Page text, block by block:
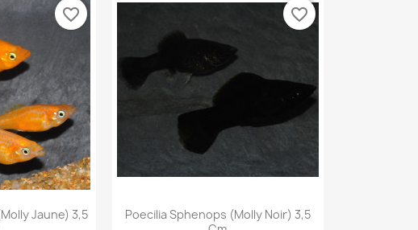
Jaune) 3,5
favorite_border
Aperçu rapide
Poecilia Sphenops (Molly Noir) 3,5
favorite_border